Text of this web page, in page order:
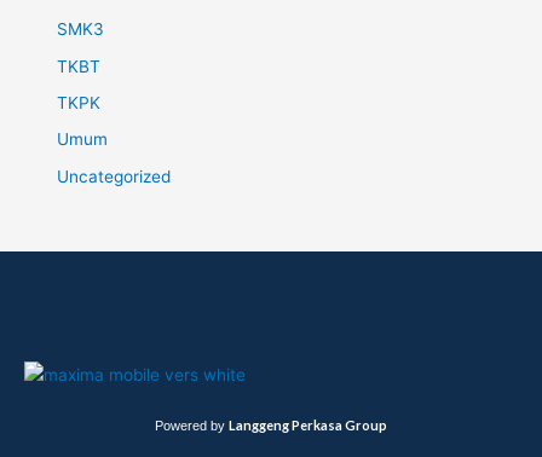
SMK3
TKBT
TKPK
Umum
Uncategorized
Powered by Langgeng Perkasa Group